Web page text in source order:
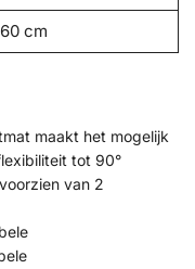
cm
maakt het mogelijk
tot 90°
van 2